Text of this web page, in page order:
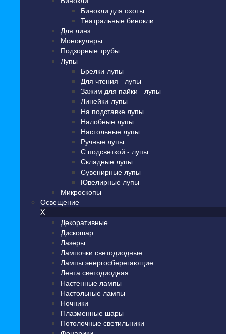
Бинокли для охоты
Театральные бинокли
Для линз
Монокуляры
Подзорные трубы
Лупы
Брелки-лупы
Для чтения - лупы
Зажим для пайки - лупы
Линейки-лупы
На подставке лупы
Налобные лупы
Настольные лупы
Ручные лупы
С подсветкой - лупы
Складные лупы
Сувенирные лупы
Ювелирные лупы
Микроскопы
Освещение
X
Декоративные
Дискошар
Лазеры
Лампочки светодиодные
Лампы энергосберегающие
Лента светодиодная
Настенные лампы
Настольные лампы
Ночники
Плазменные шары
Потолочные светильники